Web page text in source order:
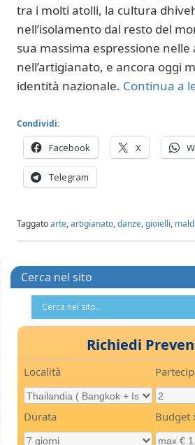
tra i molti atolli, la cultura
nell’isolamento dal resto del
sua massima espressione nelle
nell’artigianato, e ancora oggi
identità nazionale. Continua a
Condividi:
Facebook X
Telegram
Taggatoarte,artigianato,danze,gioielli,
Cerca nel sito
Richiedi
Località
Durata Budget